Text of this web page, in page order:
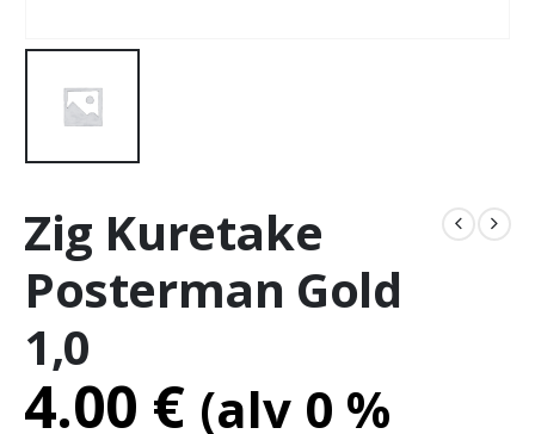
Zig Kuretake
Posterman Gold
1,0
4.00 € (alv 0 %